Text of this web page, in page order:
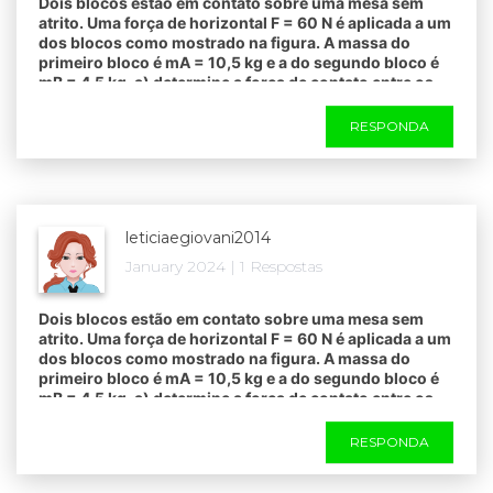
atrito. Uma força de horizontal F = 60 N é aplicada a um
dos blocos como mostrado na figura. A massa do
primeiro bloco é mA = 10,5 kg e a do segundo bloco é
mB = 4,5 kg. a) determine a força de contato entre os
dois blocos. b) invertendo-se apenas as posições de A
e B, e aplicando a mesma força F = 60 N. Qual será o
RESPONDA
leticiaegiovani2014
January 2024 | 1 Respostas
Dois blocos estão em contato sobre uma mesa sem
atrito. Uma força de horizontal F = 60 N é aplicada a um
dos blocos como mostrado na figura. A massa do
primeiro bloco é mA = 10,5 kg e a do segundo bloco é
mB = 4,5 kg. a) determine a força de contato entre os
dois blocos. b) invertendo-se apenas as posições de A
e B, e aplicando a mesma força F = 60 N. Qual será o
RESPONDA